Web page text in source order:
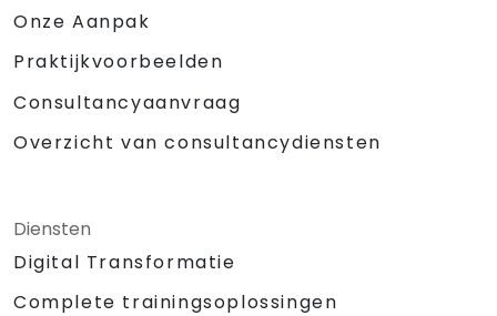
Onze Aanpak
Praktijkvoorbeelden
Consultancyaanvraag
Overzicht van consultancydiensten
Diensten
Digital Transformatie
Complete trainingsoplossingen